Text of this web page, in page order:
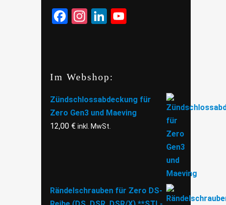
Facebook
Instagram
LinkedIn
Im Webshop:
Zündschlossabdeckung für
Zero Gen3 und Maeving
12,00 € inkl. MwSt.
Rändelschrauben für Zero DS-